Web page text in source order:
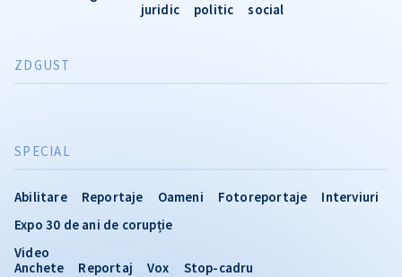
SPECIAL
Abilitare Reportaje Oameni Fotoreportaje
Interviuri
Expo 30 de ani de corupție
Video
Anchete
Reportaj Vox Stop-cadru
juridic
politic social
ZDGUST